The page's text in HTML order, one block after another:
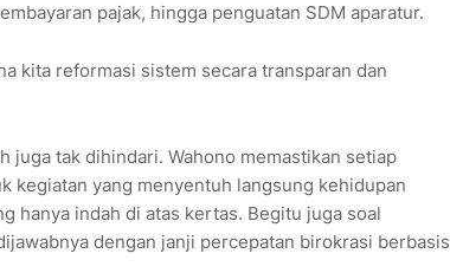
pajak, hingga penguatan SDM aparatur.
kita reformasi sistem secara transparan dan
juga tak dihindari. Wahono memastikan setiap
kegiatan yang menyentuh langsung kehidupan
hanya indah di atas kertas. Begitu juga soal
dengan janji percepatan birokrasi berbasis